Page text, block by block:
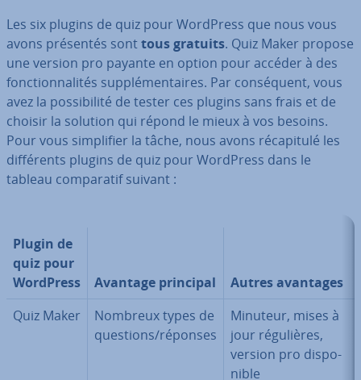
Les six plugins de quiz pour WordPress que nous vous
avons présentés sonttous gratuits. Quiz Maker propose
une version pro payante en option pour accéder à des
fonc­tion­na­li­tés sup­plé­men­taires. Par con­sé­quent, vous
avez la pos­si­bi­lité de tester ces plugins sans frais et de
choisir la solution qui répond le mieux à vos besoins.
Pour vous sim­pli­fier la tâche, nous avons ré­ca­pi­tulé les
dif­fé­rents plugins de quiz pour WordPress dans le
tableau com­pa­ra­tif suivant :
Plugin de
quiz pour
WordPress
Avantage principal
Autres avantages
Quiz Maker
Nombreux types de
questions/réponses
Minuteur, mises à
jour ré­gu­lières,
version pro dis­po­
nible